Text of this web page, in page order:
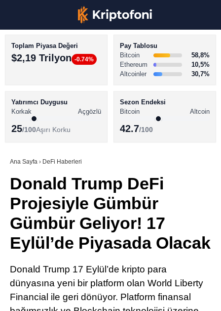
Youtube
TikTok
BİTCOİN HABERLERİ
ALTCOİN HABERLERİ
SÖZLÜK
Toplam Piyasa Değeri
$2,19 Trilyon -0.74%
Pay Tablosu
Bitcoin
58,8%
Ethereum
10,5%
Altcoinler
30,7%
Yatırımcı Duygusu
Korkak
Açgözlü
25/100Aşırı Korku
Sezon Endeksi
Bitcoin
Altcoin
42.7/100
Ana Sayfa › DeFi Haberleri
Donald Trump DeFi
Projesiyle Gümbür
Gümbür Geliyor! 17
Eylül’de Piyasada Olacak
Donald Trump 17 Eylül’de kripto para
dünyasına yeni bir platform olan World Liberty
Financial ile geri dönüyor. Platform finansal